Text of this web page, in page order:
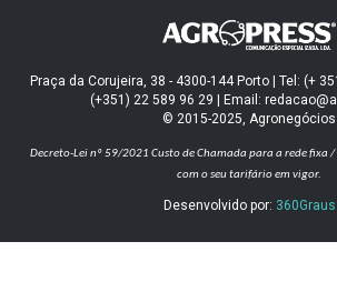
Praça da Corujeira, 38 - 4300-144 Porto | Tel: (+
(+351) 22 589 96 29 | Email:
© 2015-2025, Agronegócios
Decreto-Lei nº 59/2021 Custo de Chamada para a rede fixa
com o seu tarifário em vigor.
Desenvolvido por: 360Graus